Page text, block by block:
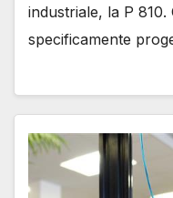
industriale, la P
specificamente